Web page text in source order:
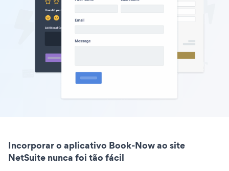
Incorporar o aplicativo Book-Now ao site
NetSuite nunca foi tão fácil